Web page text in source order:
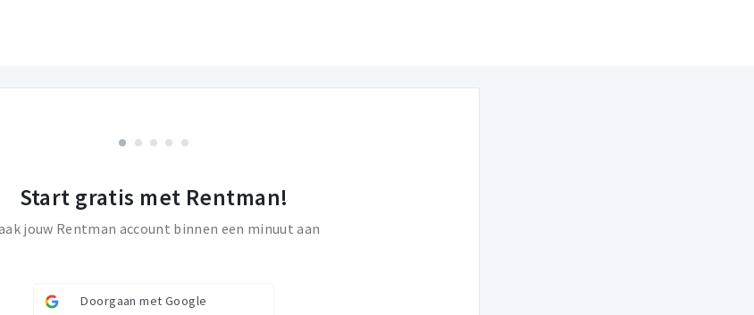
Start gratis met Rentman!
jouw Rentman account binnen een minuut aan
Doorgaan met Google